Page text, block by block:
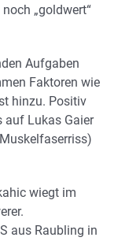
„goldwert“
Aufgaben
Faktoren wie
hinzu. Positiv
auf Lukas Gaier
wiegt im
aus Raubling in